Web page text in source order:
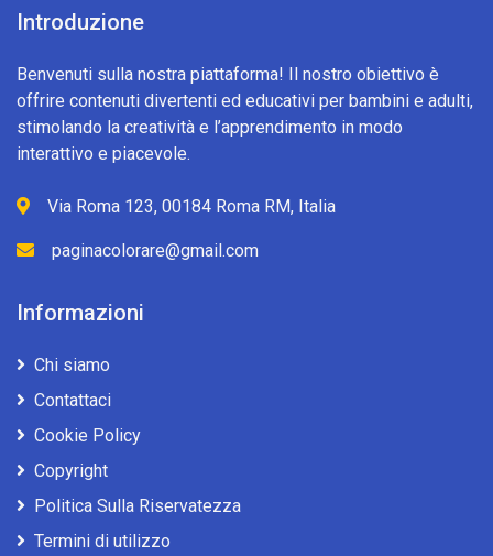
Introduzione
Benvenuti sulla nostra piattaforma! Il nostro obiettivo è
offrire contenuti divertenti ed educativi per bambini e adulti,
stimolando la creatività e l’apprendimento in modo
interattivo e piacevole.
Via Roma 123, 00184 Roma RM, Italia
paginacolorare@gmail.com
Informazioni
Chi siamo
Contattaci
Cookie Policy
Copyright
Politica Sulla Riservatezza
Termini di utilizzo